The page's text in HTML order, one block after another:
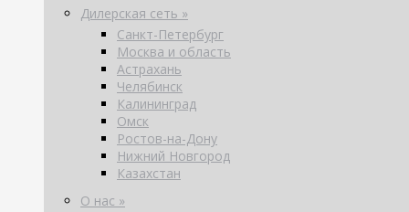
Дилерская сеть »
Санкт-Петербург
Москва и область
Астрахань
Челябинск
Калининград
Омск
Ростов-на-Дону
Нижний Новгород
Казахстан
О нас »